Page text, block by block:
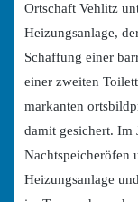
Ortschaft Vehlitz
Heizungsanlage,
Schaffung einer
einer zweiten
markanten
damit gesichert. Im
Nachtspeicheröfen
Heizungsanlage